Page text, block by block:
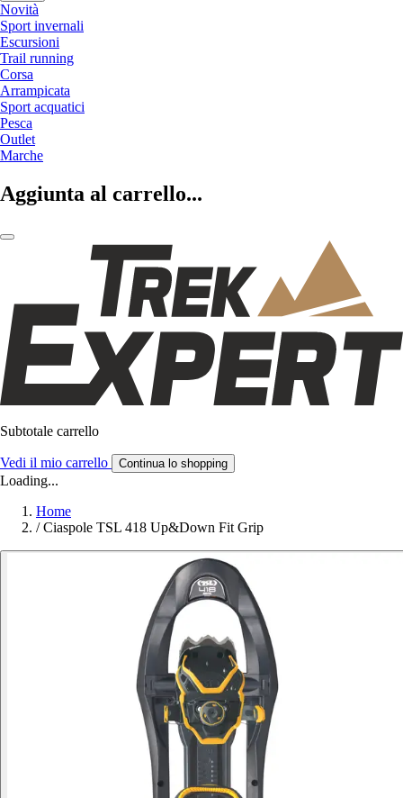
Novità
Sport invernali
Escursioni
Trail running
Corsa
Arrampicata
Sport acquatici
Pesca
Outlet
Marche
Aggiunta al carrello...
Subtotale carrello
Vedi il mio carrello Continua lo shopping
Loading...
Home
/ Ciaspole TSL 418 Up&Down Fit Grip